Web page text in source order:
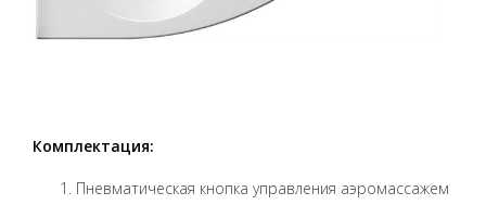
Комплектация:
Пневматическая кнопка управления аэромассажем